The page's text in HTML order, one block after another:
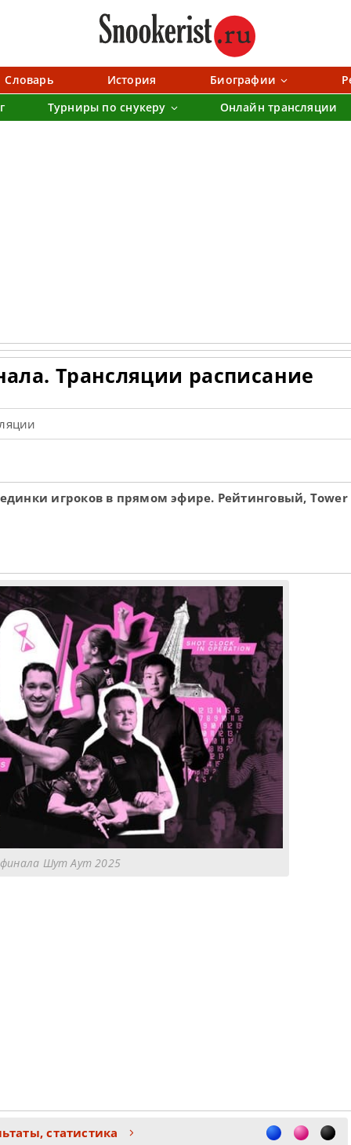
Словарь История Биографии
Турниры по снукеру Онлайн трансляции
Трансляции расписание
игроков в прямом эфире. Рейтинговый, Tower
Шут Аут 2025
статистика